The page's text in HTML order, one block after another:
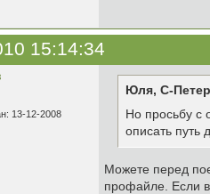
15:14:34
13-12-2008
Юля, С-
Но просьбу с
описать путь
Можете перед
профайле. Если